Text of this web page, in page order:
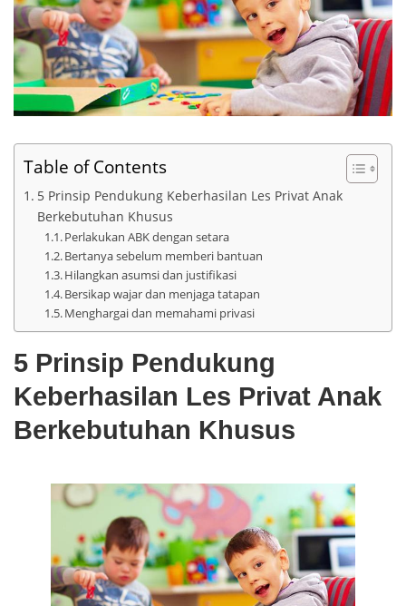
Table of Contents
5 Prinsip Pendukung Keberhasilan Les Privat Anak
Berkebutuhan Khusus
Perlakukan ABK dengan setara
Bertanya sebelum memberi bantuan
Hilangkan asumsi dan justifikasi
Bersikap wajar dan menjaga tatapan
Menghargai dan memahami privasi
5 Prinsip Pendukung
Keberhasilan Les Privat Anak
Berkebutuhan Khusus